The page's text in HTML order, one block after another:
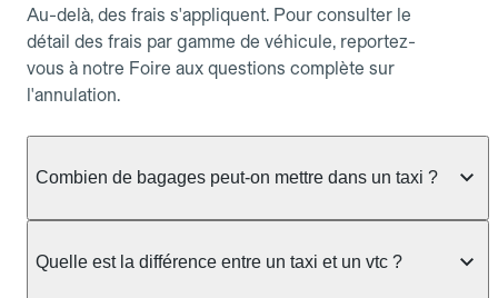
Au-delà, des frais s'appliquent. Pour consulter le
détail des frais par gamme de véhicule, reportez-
vous à notre Foire aux questions complète sur
l'annulation.
Combien de bagages peut-on mettre dans un taxi ?
taxi berline accueille en général jusqu'à 3 bagages
Quelle est la différence entre un taxi et un vtc ?